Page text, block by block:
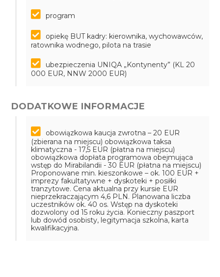
program
opiekę BUT kadry: kierownika, wychowawców,
ratownika wodnego, pilota na trasie
ubezpieczenia UNIQA „Kontynenty” (KL 20
000 EUR, NNW 2000 EUR)
DODATKOWE INFORMACJE
obowiązkowa kaucja zwrotna – 20 EUR
(zbierana na miejscu) obowiązkowa taksa
klimatyczna - 17,5 EUR (płatna na miejscu)
obowiązkowa dopłata programowa obejmująca
wstęp do Mirabilandii - 30 EUR (płatna na miejscu)
Proponowane min. kieszonkowe – ok. 100 EUR +
imprezy fakultatywne + dyskoteki + posiłki
tranzytowe. Cena aktualna przy kursie EUR
nieprzekraczającym 4,6 PLN. Planowana liczba
uczestników ok. 40 os. Wstęp na dyskoteki
dozwolony od 15 roku życia. Konieczny paszport
lub dowód osobisty, legitymacja szkolna, karta
kwalifikacyjna.